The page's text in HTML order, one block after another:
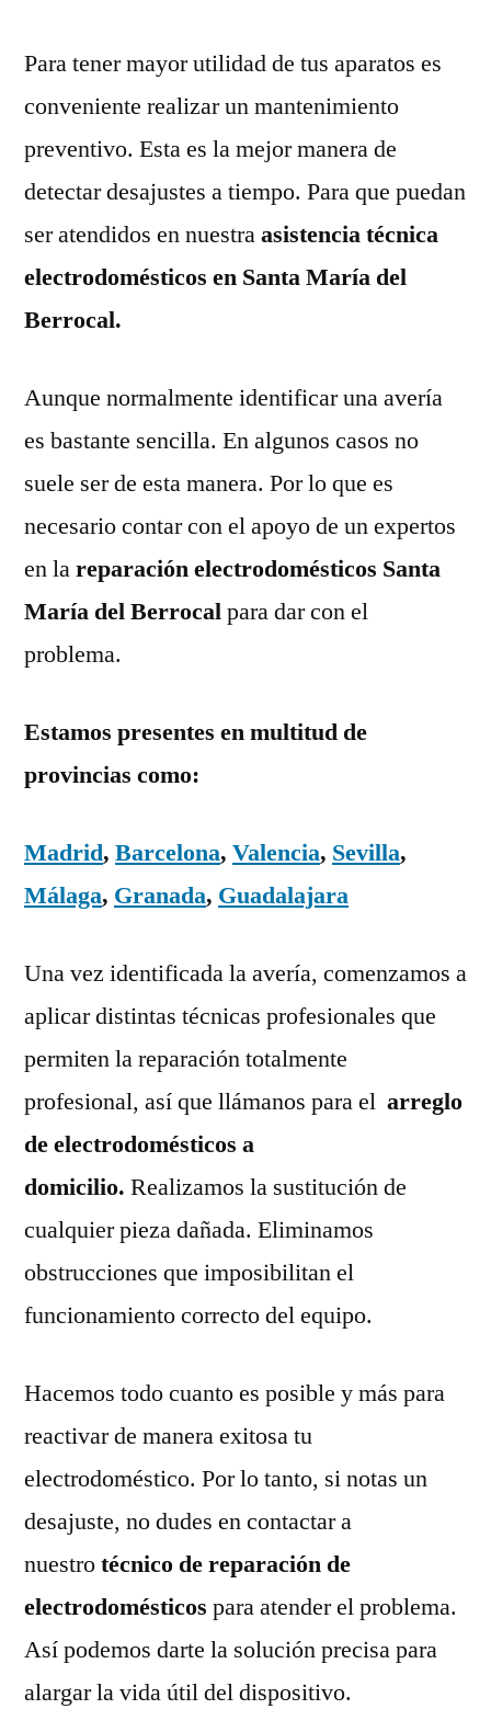
Para tener mayor utilidad de tus aparatos es
conveniente realizar un mantenimiento
preventivo. Esta es la mejor manera de
detectar desajustes a tiempo. Para que puedan
ser atendidos en nuestraasistencia técnica
electrodomésticos en Santa María del
Berrocal.
Aunque normalmente identificar una avería
es bastante sencilla. En algunos casos no
suele ser de esta manera. Por lo que es
necesario contar con el apoyo de un expertos
en lareparación electrodomésticos Santa
María del Berrocalpara dar con el
problema.
Estamos presentes en multitud de
provincias como:
Madrid, Barcelona, Valencia, Sevilla,
Málaga, Granada, Guadalajara
Una vez identificada la avería, comenzamos a
aplicar distintas técnicas profesionales que
permiten la reparación totalmente
profesional, así que llámanos para el arreglo
de electrodomésticos a
domicilio. Realizamos la sustitución de
cualquier pieza dañada. Eliminamos
obstrucciones que imposibilitan el
funcionamiento correcto del equipo.
Hacemos todo cuanto es posible y más para
reactivar de manera exitosa tu
electrodoméstico. Por lo tanto, si notas un
desajuste, no dudes en contactar a
nuestrotécnico de reparación de
electrodomésticos para atender el problema.
Así podemos darte la solución precisa para
alargar la vida útil del dispositivo.